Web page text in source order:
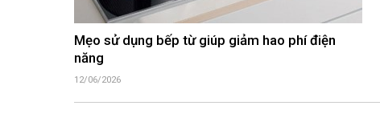
Mẹo sử dụng bếp từ giúp giảm hao phí điện
năng
12/06/2026